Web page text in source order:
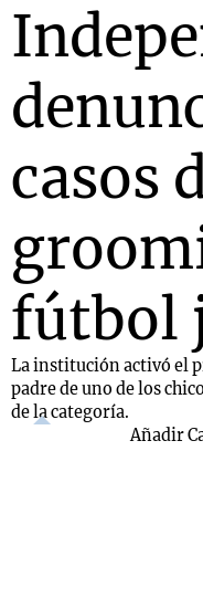
casos
fútbol
La institución activó el
padre de uno de los
de la categoría.
Añadir